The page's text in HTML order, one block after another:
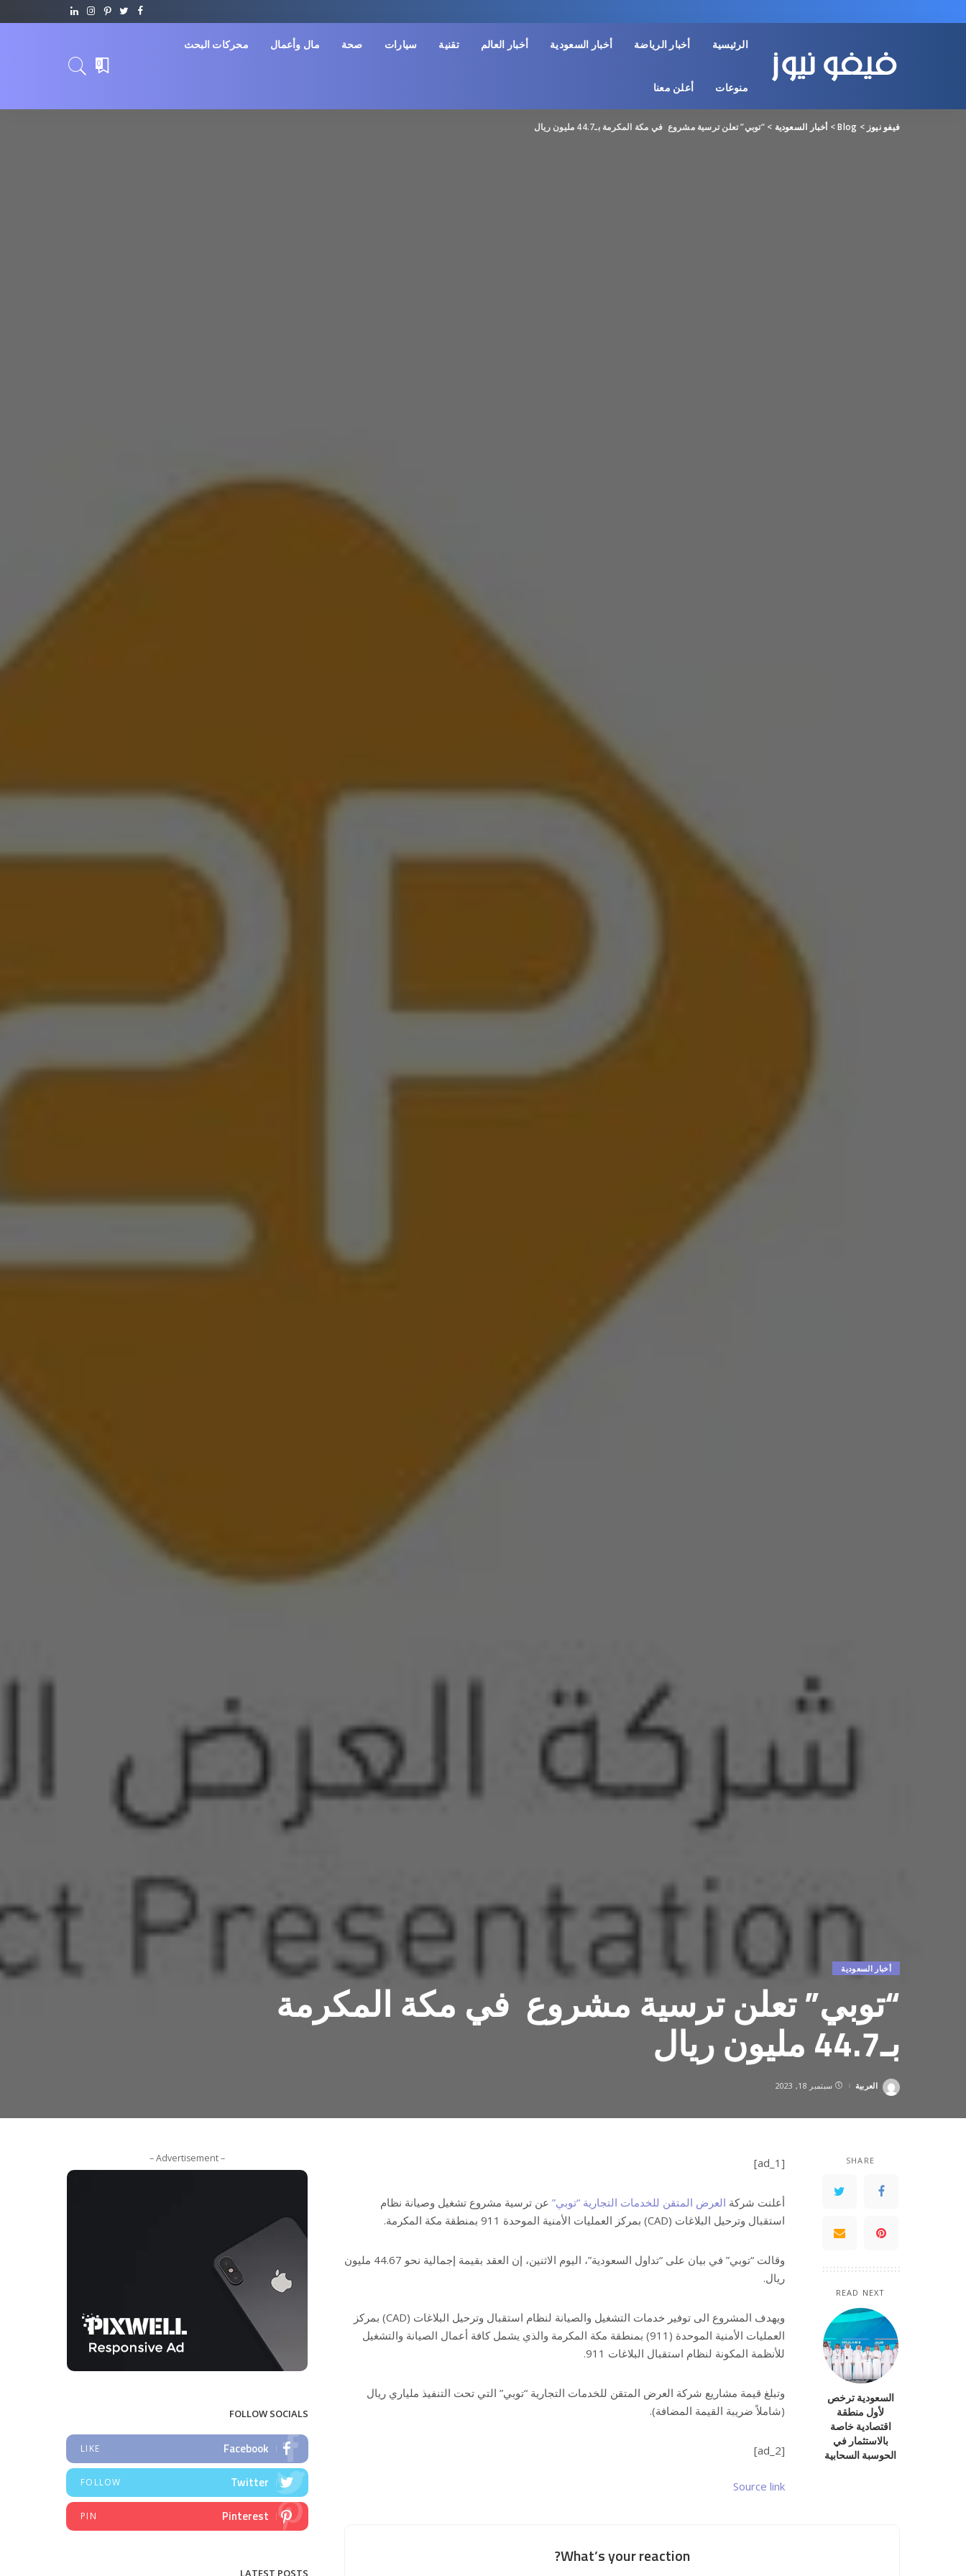
الرئيسية أخبار الرياضة أخبار السعودية أخبار العالم تقنية سيارات صحة مال وأعمال محركات البحث
منوعات أعلن معنا
0
فيفو نيوز >
Blog
> أخبار السعودية >“توبي” تعلن ترسية مشروع في مكة المكرمة بـ44.7 مليون ريال
أخبار السعودية
“توبي” تعلن ترسية مشروع في مكة المكرمة
بـ44.7 مليون ريال
Posted
العربية سبتمبر 18, 2023
SHARE
READ NEXT
السعودية ترخص
لأول منطقة
اقتصادية خاصة
بالاستثمار في
الحوسبة السحابية
[ad_1]
أعلنت شركة العرض المتقن للخدمات التجارية “توبي” عن ترسية مشروع تشغيل وصيانة نظام
استقبال وترحيل البلاغات (CAD) بمركز العمليات الأمنية الموحدة 911 بمنطقة مكة المكرمة.
وقالت “توبي” في بيان على “تداول السعودية”، اليوم الاثنين، إن العقد بقيمة إجمالية نحو 44.67 مليون
ريال.
ويهدف المشروع الى توفير خدمات التشغيل والصيانة لنظام استقبال وترحيل البلاغات (CAD) بمركز
العمليات الأمنية الموحدة (911) بمنطقة مكة المكرمة والذي يشمل كافة أعمال الصيانة والتشغيل
للأنظمة المكونة لنظام استقبال البلاغات 911.
وتبلغ قيمة مشاريع شركة العرض المتقن للخدمات التجارية “توبي” التي تحت التنفيذ ملياري ريال
(شاملاً ضريبة القيمة المضافة).
[ad_2]
Source link
What’s your reaction?
– Advertisement –
FOLLOW SOCIALS
Facebook
LIKE
Twitter
FOLLOW
Pinterest
PIN
LATEST POSTS